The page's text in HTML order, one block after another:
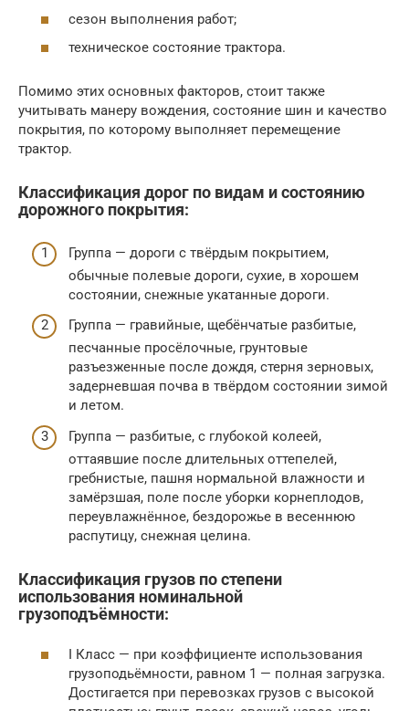
сезон выполнения работ;
техническое состояние трактора.
Помимо этих основных факторов, стоит также
учитывать манеру вождения, состояние шин и качество
покрытия, по которому выполняет перемещение
трактор.
Классификация дорог по видам и состоянию
дорожного покрытия:
Группа — дороги с твёрдым покрытием,
обычные полевые дороги, сухие, в хорошем
состоянии, снежные укатанные дороги.
Группа — гравийные, щебёнчатые разбитые,
песчанные просёлочные, грунтовые
разъезженные после дождя, стерня зерновых,
задерневшая почва в твёрдом состоянии зимой
и летом.
Группа — разбитые, с глубокой колеей,
оттаявшие после длительных оттепелей,
гребнистые, пашня нормальной влажности и
замёрзшая, поле после уборки корнеплодов,
переувлажнённое, бездорожье в весеннюю
распутицу, снежная целина.
Классификация грузов по степени
использования номинальной
грузоподъёмности:
I Класс — при коэффициeнте использования
грузоподьёмности, равном 1 — полная загрузка.
Достигается при перевозках грузов с высокой